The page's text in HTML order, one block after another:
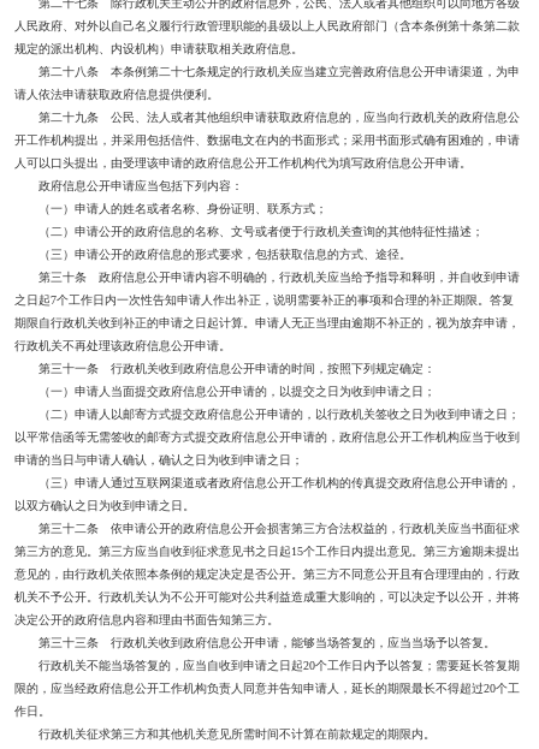
第二十七条 除行政机关主动公开的政府信息外，公民、法人或者其他组织可以向地方各级
人民政府、对外以自己名义履行行政管理职能的县级以上人民政府部门（含本条例第十条第二款
规定的派出机构、内设机构）申请获取相关政府信息。
第二十八条 本条例第二十七条规定的行政机关应当建立完善政府信息公开申请渠道，为申
请人依法申请获取政府信息提供便利。
第二十九条 公民、法人或者其他组织申请获取政府信息的，应当向行政机关的政府信息公
开工作机构提出，并采用包括信件、数据电文在内的书面形式；采用书面形式确有困难的，申请
人可以口头提出，由受理该申请的政府信息公开工作机构代为填写政府信息公开申请。
政府信息公开申请应当包括下列内容：
（一）申请人的姓名或者名称、身份证明、联系方式；
（二）申请公开的政府信息的名称、文号或者便于行政机关查询的其他特征性描述；
（三）申请公开的政府信息的形式要求，包括获取信息的方式、途径。
第三十条 政府信息公开申请内容不明确的，行政机关应当给予指导和释明，并自收到申请
之日起7个工作日内一次性告知申请人作出补正，说明需要补正的事项和合理的补正期限。答复
期限自行政机关收到补正的申请之日起计算。申请人无正当理由逾期不补正的，视为放弃申请，
行政机关不再处理该政府信息公开申请。
第三十一条 行政机关收到政府信息公开申请的时间，按照下列规定确定：
（一）申请人当面提交政府信息公开申请的，以提交之日为收到申请之日；
（二）申请人以邮寄方式提交政府信息公开申请的，以行政机关签收之日为收到申请之日；
以平常信函等无需签收的邮寄方式提交政府信息公开申请的，政府信息公开工作机构应当于收到
申请的当日与申请人确认，确认之日为收到申请之日；
（三）申请人通过互联网渠道或者政府信息公开工作机构的传真提交政府信息公开申请的，
以双方确认之日为收到申请之日。
第三十二条 依申请公开的政府信息公开会损害第三方合法权益的，行政机关应当书面征求
第三方的意见。第三方应当自收到征求意见书之日起15个工作日内提出意见。第三方逾期未提出
意见的，由行政机关依照本条例的规定决定是否公开。第三方不同意公开且有合理理由的，行政
机关不予公开。行政机关认为不公开可能对公共利益造成重大影响的，可以决定予以公开，并将
决定公开的政府信息内容和理由书面告知第三方。
第三十三条 行政机关收到政府信息公开申请，能够当场答复的，应当当场予以答复。
行政机关不能当场答复的，应当自收到申请之日起20个工作日内予以答复；需要延长答复期
限的，应当经政府信息公开工作机构负责人同意并告知申请人，延长的期限最长不得超过20个工
作日。
行政机关征求第三方和其他机关意见所需时间不计算在前款规定的期限内。